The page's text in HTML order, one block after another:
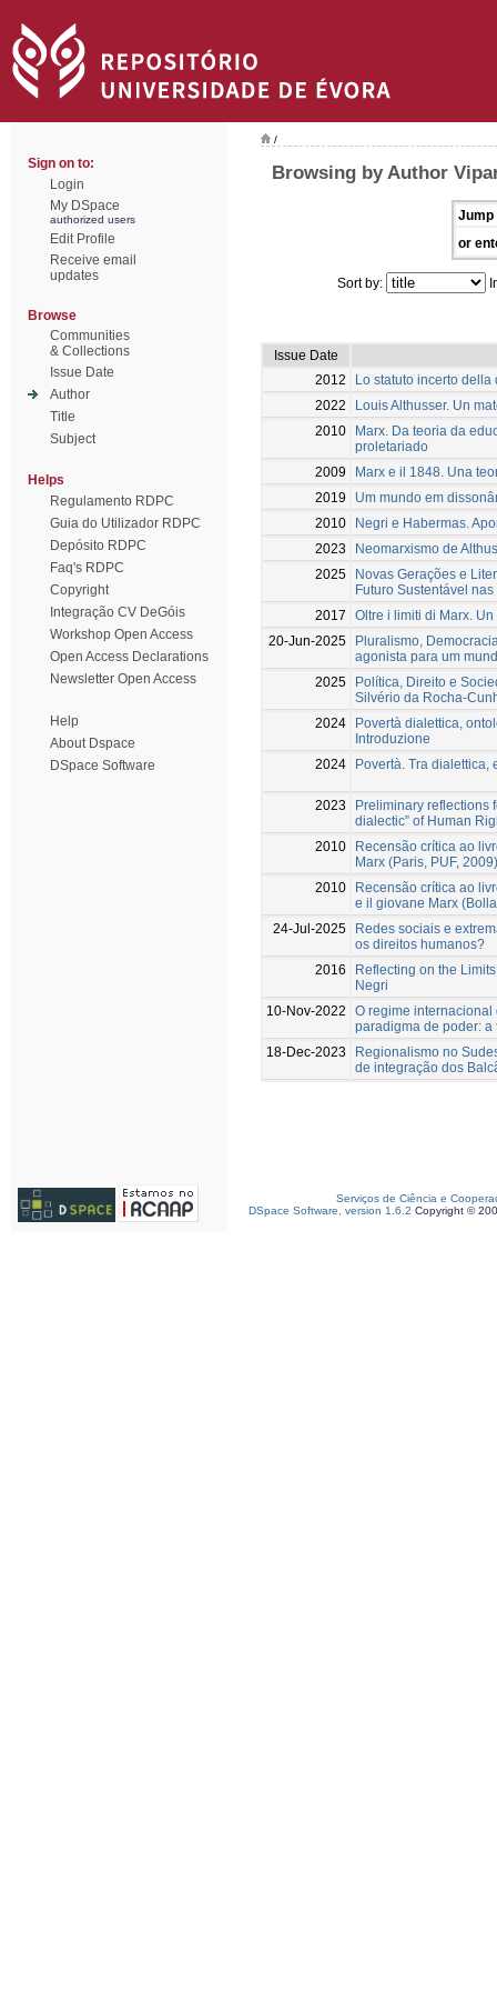
Sign on to:
Login
My DSpace
authorized users
Edit Profile
Receive email
updates
Browse
Communities
& Collections
Issue Date
Author
Title
Subject
Helps
Regulamento RDPC
Guia do Utilizador RDPC
Depósito RDPC
Faq's RDPC
Copyright
Integração CV DeGóis
Workshop Open Access
Open Access Declarations
Newsletter Open Access
Help
About Dspace
DSpace Software
/
Browsing by Author
Jump
or
Sort by:
Issue Date
2012
Lo statuto incerto della
2022
Louis Althusser. Un
2010
Marx. Da teoria da
proletariado
2009
Marx e il 1848. Una
2019
Um mundo em
2010
Negri e Habermas.
2023
Neomarxismo de
2025
Novas Gerações e
Futuro Sustentável
2017
Oltre i limiti di Marx.
20-Jun-2025
Pluralismo,
agonista para um
2025
Política, Direito e
Silvério da Rocha-
2024
Povertà dialettica,
Introduzione
2024
Povertà. Tra dialettica,
2023
Preliminary reflections
dialectic” of Human
2010
Recensão crítica ao
Marx (Paris, PUF, 2009)
2010
Recensão crítica ao
e il giovane Marx
24-Jul-2025
Redes sociais e
os direitos humanos?
2016
Reflecting on the
Negri
10-Nov-2022
O regime
paradigma de poder:
18-Dec-2023
Regionalismo no
de integração dos
Serviços de Ciência e
DSpace Software, version 1.6.2 Copyright ©